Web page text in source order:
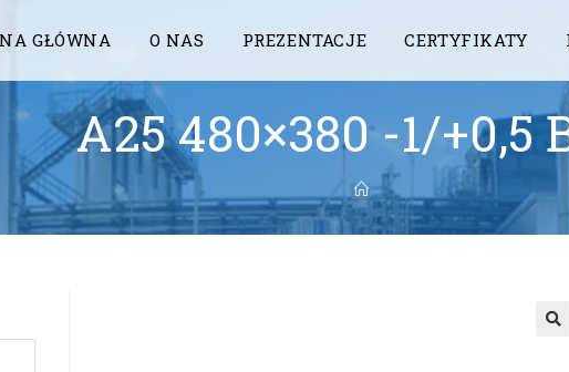
GŁÓWNA O NAS PREZENTACJE CERTYFIKATY
A25 480×380 -1/+0,5